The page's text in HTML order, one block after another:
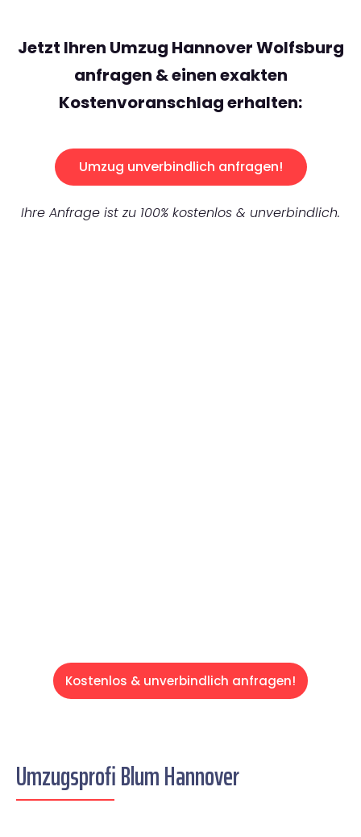
Jetzt Ihren Umzug Hannover Wolfsburg
anfragen & einen exakten
Kostenvoranschlag erhalten:
Umzug unverbindlich anfragen!
Ihre Anfrage ist zu 100% kostenlos & unverbindlich.
Kostenlos & unverbindlich anfragen!
Umzugsprofi Blum Hannover